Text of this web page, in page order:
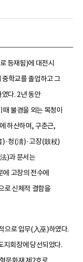
등재됨)에 대전시
학교를 졸업하고 그
다. 2년 동안
불경을 외는 목청이
하산하여, 구춘근,
)·청(淸)·고장(鼓杖)
)과 문서는
고장의 전수에
로 신체적 결함을
으로 입무(入巫)하였다.
지회장에 당선되었다.